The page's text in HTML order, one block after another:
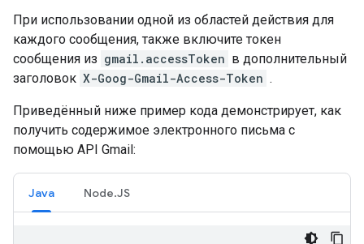
При использовании одной из областей действия для
каждого сообщения, также включите токен
сообщения из gmail.accessToken в дополнительный
заголовок X-Goog-Gmail-Access-Token .
Приведённый ниже пример кода демонстрирует, как
получить содержимое электронного письма с
помощью API Gmail:
Java Node.JS